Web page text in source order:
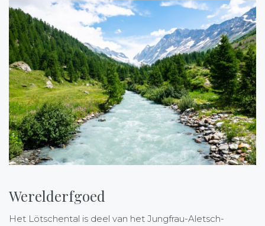
Werelderfgoed
Het Lötschental is deel van het Jungfrau-Aletsch-